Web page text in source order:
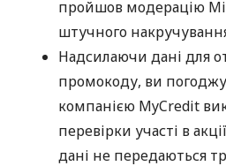
пройшов модерацію
штучного
Надсилаючи дані для
промокоду, ви
компанією MyCredit
перевірки участі в
дані не передаються